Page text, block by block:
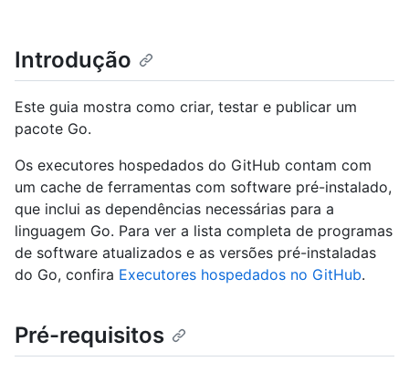
Introdução
Este guia mostra como criar, testar e publicar um
pacote Go.
Os executores hospedados do GitHub contam com
um cache de ferramentas com software pré-instalado,
que inclui as dependências necessárias para a
linguagem Go. Para ver a lista completa de programas
de software atualizados e as versões pré-instaladas
do Go, confira Executores hospedados no GitHub.
Pré-requisitos